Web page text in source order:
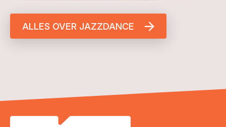
ALLES OVER JAZZDANCE